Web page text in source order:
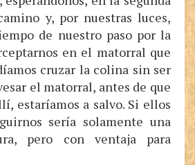
y, por nuestras luces,
de nuestro paso por la
en el matorral que
cruzar la colina sin ser
el matorral, antes de que
estaríamos a salvo. Si ellos
sería solamente una
pero con ventaja para